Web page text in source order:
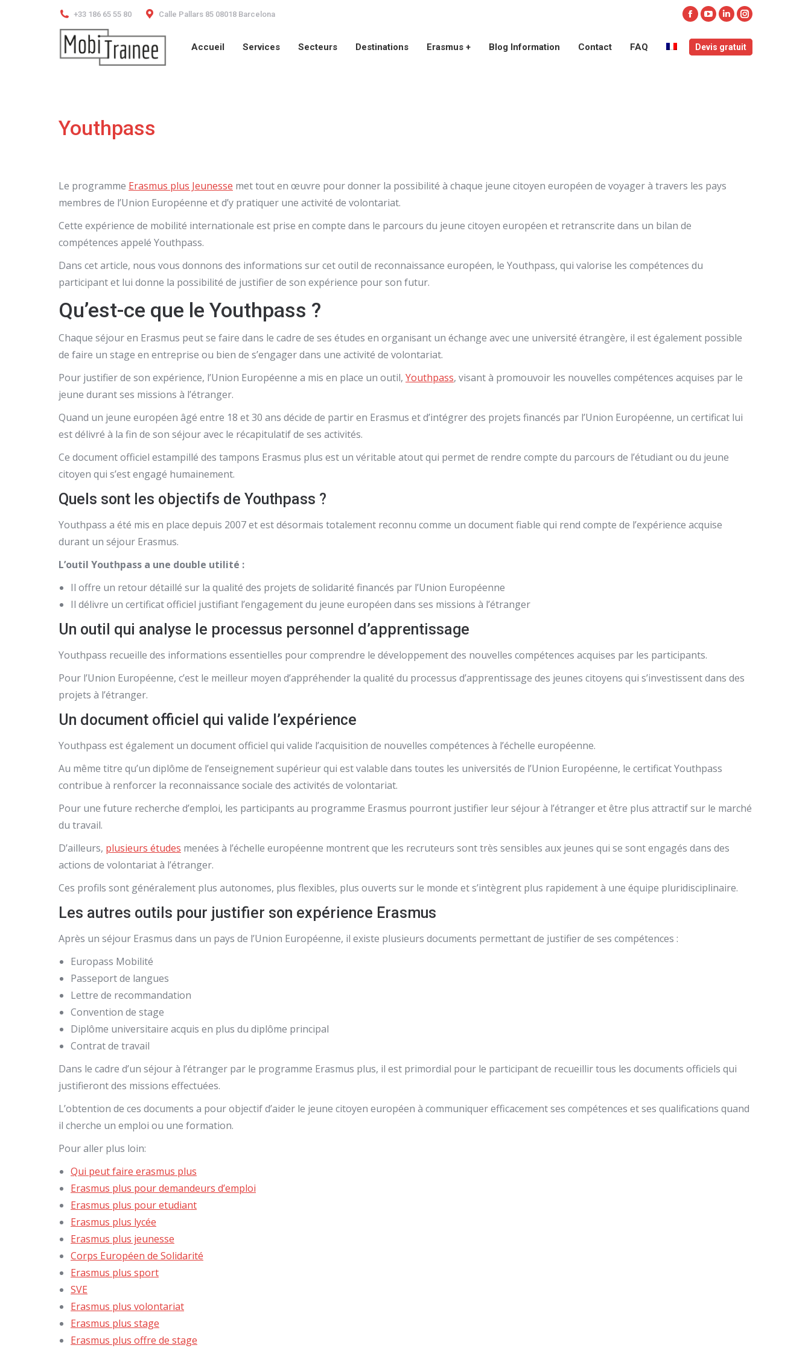
+33 186 65 55 80 Calle Pallars 85 08018 Barcelona
Facebook
page
opens
YouTube
page
opens
LinkedIn
page
opens
Instagram
page
opens
Accueil Services Secteurs Destinations Erasmus + Blog Information Contact FAQ Devis gratuit
Youthpass
Le programme Erasmus plus Jeunesse met tout en œuvre pour donner la possibilité à chaque jeune citoyen européen de voyager à travers les pays
membres de l’Union Européenne et d’y pratiquer une activité de volontariat.
Cette expérience de mobilité internationale est prise en compte dans le parcours du jeune citoyen européen et retranscrite dans un bilan de
compétences appelé Youthpass.
Dans cet article, nous vous donnons des informations sur cet outil de reconnaissance européen, le Youthpass, qui valorise les compétences du
participant et lui donne la possibilité de justifier de son expérience pour son futur.
Qu’est-ce que le Youthpass ?
Chaque séjour en Erasmus peut se faire dans le cadre de ses études en organisant un échange avec une université étrangère, il est également possible
de faire un stage en entreprise ou bien de s’engager dans une activité de volontariat.
Pour justifier de son expérience, l’Union Européenne a mis en place un outil, Youthpass, visant à promouvoir les nouvelles compétences acquises par le
jeune durant ses missions à l’étranger.
Quand un jeune européen âgé entre 18 et 30 ans décide de partir en Erasmus et d’intégrer des projets financés par l’Union Européenne, un certificat lui
est délivré à la fin de son séjour avec le récapitulatif de ses activités.
Ce document officiel estampillé des tampons Erasmus plus est un véritable atout qui permet de rendre compte du parcours de l’étudiant ou du jeune
citoyen qui s’est engagé humainement.
Quels sont les objectifs de Youthpass ?
Youthpass a été mis en place depuis 2007 et est désormais totalement reconnu comme un document fiable qui rend compte de l’expérience acquise
durant un séjour Erasmus.
L’outil Youthpass a une double utilité :
Il offre un retour détaillé sur la qualité des projets de solidarité financés par l’Union Européenne
Il délivre un certificat officiel justifiant l’engagement du jeune européen dans ses missions à l’étranger
Un outil qui analyse le processus personnel d’apprentissage
Youthpass recueille des informations essentielles pour comprendre le développement des nouvelles compétences acquises par les participants.
Pour l’Union Européenne, c’est le meilleur moyen d’appréhender la qualité du processus d’apprentissage des jeunes citoyens qui s’investissent dans des
projets à l’étranger.
Un document officiel qui valide l’expérience
Youthpass est également un document officiel qui valide l’acquisition de nouvelles compétences à l’échelle européenne.
Au même titre qu’un diplôme de l’enseignement supérieur qui est valable dans toutes les universités de l’Union Européenne, le certificat Youthpass
contribue à renforcer la reconnaissance sociale des activités de volontariat.
Pour une future recherche d’emploi, les participants au programme Erasmus pourront justifier leur séjour à l’étranger et être plus attractif sur le marché
du travail.
D’ailleurs, plusieurs études menées à l’échelle européenne montrent que les recruteurs sont très sensibles aux jeunes qui se sont engagés dans des
actions de volontariat à l’étranger.
Ces profils sont généralement plus autonomes, plus flexibles, plus ouverts sur le monde et s’intègrent plus rapidement à une équipe pluridisciplinaire.
Les autres outils pour justifier son expérience Erasmus
Après un séjour Erasmus dans un pays de l’Union Européenne, il existe plusieurs documents permettant de justifier de ses compétences :
Europass Mobilité
Passeport de langues
Lettre de recommandation
Convention de stage
Diplôme universitaire acquis en plus du diplôme principal
Contrat de travail
Dans le cadre d’un séjour à l’étranger par le programme Erasmus plus, il est primordial pour le participant de recueillir tous les documents officiels qui
justifieront des missions effectuées.
L’obtention de ces documents a pour objectif d’aider le jeune citoyen européen à communiquer efficacement ses compétences et ses qualifications quand
il cherche un emploi ou une formation.
Pour aller plus loin:
Qui peut faire erasmus plus
Erasmus plus pour demandeurs d’emploi
Erasmus plus pour etudiant
Erasmus plus lycée
Erasmus plus jeunesse
Corps Européen de Solidarité
Erasmus plus sport
SVE
Erasmus plus volontariat
Erasmus plus stage
Erasmus plus offre de stage
Accueil Services Devis gratuit